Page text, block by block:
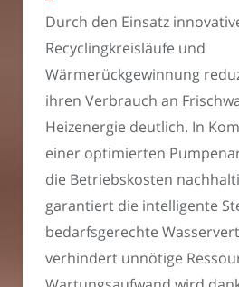
Durch den Einsatz
Recyclingkreisläufe und
Wärmerückgewinnung
ihren Verbrauch an
Heizenergie deutlich. In
einer optimierten
die Betriebskosten
garantiert die intelligente
bedarfsgerechte
verhindert unnötige